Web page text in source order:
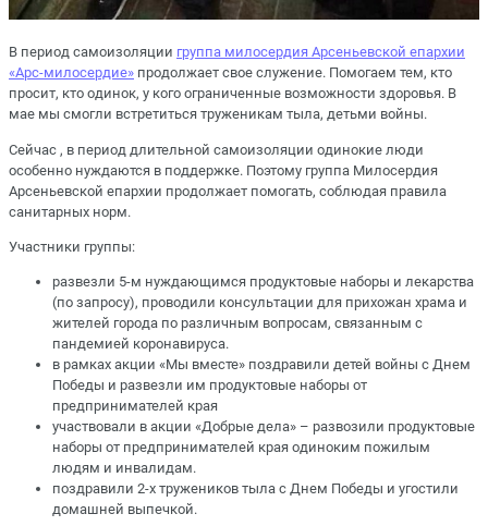
В период самоизоляции группа милосердия Арсеньевской епархии
«Арс-милосердие» продолжает свое служение. Помогаем тем, кто
просит, кто одинок, у кого ограниченные возможности здоровья. В
мае мы смогли встретиться труженикам тыла, детьми войны.
Сейчас , в период длительной самоизоляции одинокие люди
особенно нуждаются в поддержке. Поэтому группа Милосердия
Арсеньевской епархии продолжает помогать, соблюдая правила
санитарных норм.
Участники группы:
развезли 5-м нуждающимся продуктовые наборы и лекарства
(по запросу), проводили консультации для прихожан храма и
жителей города по различным вопросам, связанным с
пандемией коронавируса.
в рамках акции «Мы вместе» поздравили детей войны с Днем
Победы и развезли им продуктовые наборы от
предпринимателей края
участвовали в акции «Добрые дела» – развозили продуктовые
наборы от предпринимателей края одиноким пожилым
людям и инвалидам.
поздравили 2-х тружеников тыла с Днем Победы и угостили
домашней выпечкой.